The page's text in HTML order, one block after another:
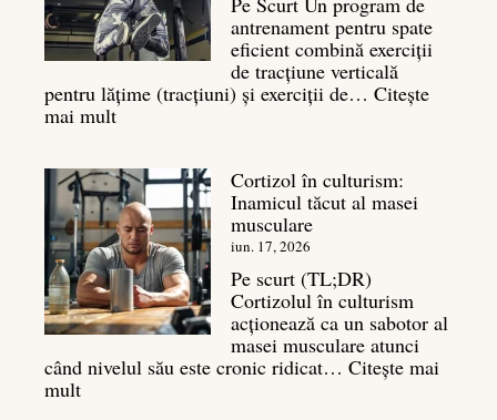
cu
masa
musculară
antrenament pentru spate
eficient combină exerciții
de tracțiune verticală
pentru lățime (tracțiuni) și exerciții de… Citește
mai mult:
Top
7
mișcări
pentru
un
spate
masiv
Cortizol în culturism:
Inamicul tăcut al masei
musculare
iun. 17, 2026
Pe scurt (TL;DR)
Cortizolul în culturism
acționează ca un sabotor al
masei musculare atunci
când nivelul său este cronic ridicat… Citește mai
mult: